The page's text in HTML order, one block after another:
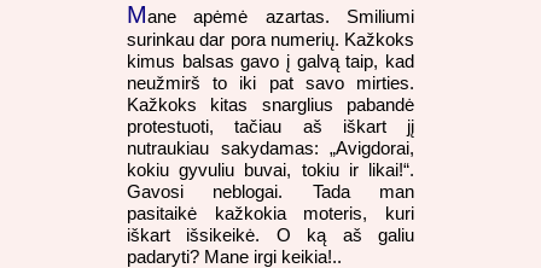
Mane apėmė azartas. Smiliumi
surinkau dar pora numerių. Kažkoks
kimus balsas gavo į galvą taip, kad
neužmirš to iki pat savo mirties.
Kažkoks kitas snarglius pabandė
protestuoti, tačiau aš iškart jį
nutraukiau sakydamas: „Avigdorai,
kokiu gyvuliu buvai, tokiu ir likai!“.
Gavosi neblogai. Tada man
pasitaikė kažkokia moteris, kuri
iškart išsikeikė. O ką aš galiu
padaryti? Mane irgi keikia!..